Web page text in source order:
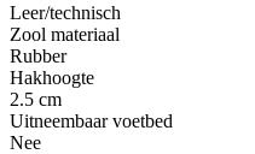
Leer/technisch
Zool materiaal
Rubber
Hakhoogte
2.5 cm
Uitneembaar voetbed
Nee